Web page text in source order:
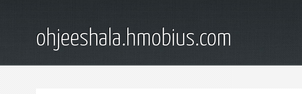
ohjeeshala.hmobius.com